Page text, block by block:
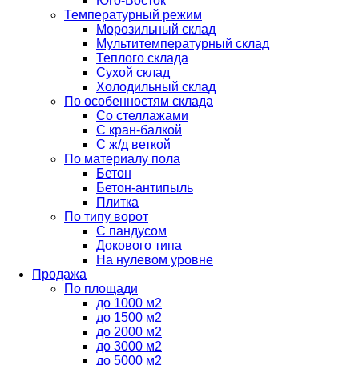
Температурный режим
Морозильный склад
Мультитемпературный склад
Теплого склада
Сухой склад
Холодильный склад
По особенностям склада
Со стеллажами
С кран-балкой
С ж/д веткой
По материалу пола
Бетон
Бетон-антипыль
Плитка
По типу ворот
С пандусом
Докового типа
На нулевом уровне
Продажа
По площади
до 1000 м2
до 1500 м2
до 2000 м2
до 3000 м2
до 5000 м2